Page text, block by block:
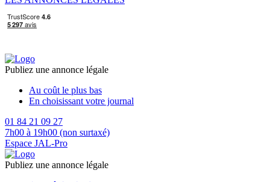
Publiez une annonce légale
Au coût le plus bas
En choisissant votre journal
01 84 21 09 27
7h00 à 19h00 (non surtaxé)
Espace JAL-Pro
Publiez une annonce légale